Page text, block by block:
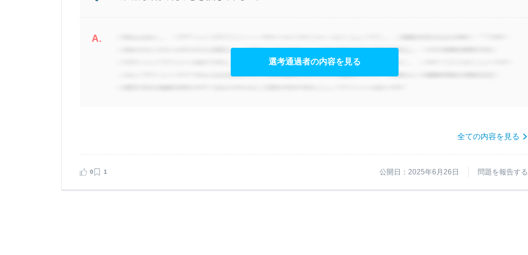
A.
選考通過者の内容を見る
全ての内容を見る
0 1 公開日：2025年6月26日 問題を報告する